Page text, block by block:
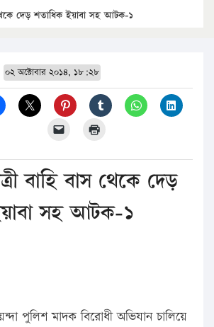
থেকে দেড় শতাধিক ইয়াবা সহ আটক-১
০২ অক্টোবার ২০১৪, ১৮:২৮
বাহি বাস থেকে দেড়
সহ আটক-১
পুলিশ মাদক বিরোধী অভিযান চালিয়ে